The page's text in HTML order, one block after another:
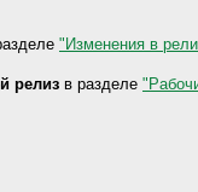
"Изменения в
релиз в разделе